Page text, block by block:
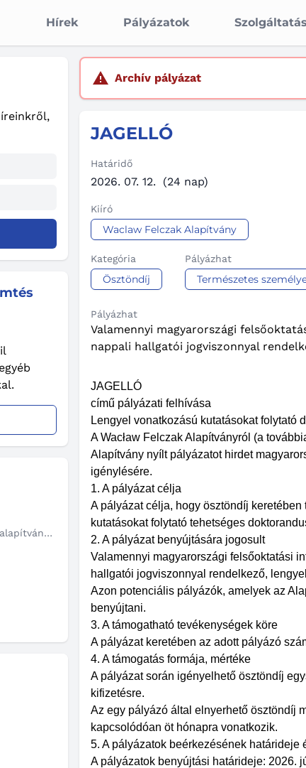
Hírek Pályázatok
Társadalmi szervezetek és alapítványok
Archív pályázat
JAGELLÓ
Határidő
2026. 07. 12. (24 nap)
Kiíró
Waclaw Felczak Alapítvány
Kategória
Ösztöndíj
Pályázhat
Természetes
Pályázhat
Valamennyi magyarországi
nappali hallgatói jogviszonnyal
JAGELLÓ
című pályázati felhívása
Lengyel vonatkozású kutatásokat folytató
A Wacław Felczak Alapítványról (a
Alapítvány nyílt pályázatot hirdet
igénylésére.
1. A pályázat célja
A pályázat célja, hogy ösztöndíj
kutatásokat folytató tehetséges
2. A pályázat benyújtására jogosult
Valamennyi magyarországi felsőoktatási
hallgatói jogviszonnyal rendelkező,
Azon potenciális pályázók, amelyek az
benyújtani.
3. A támogatható tevékenységek köre
A pályázat keretében az adott pályázó
4. A támogatás formája, mértéke
A pályázat során igényelhető ösztöndíj
kifizetésre.
Az egy pályázó által elnyerhető ösztöndíj
kapcsolódóan öt hónapra vonatkozik.
5. A pályázatok beérkezésének határideje
A pályázatok benyújtási határideje: 2026.